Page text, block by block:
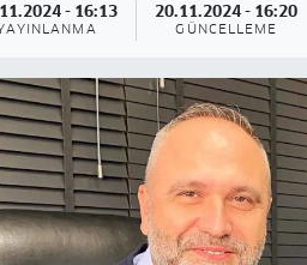
- 16:13 20.11.2024 - 16:20
GÜNCELLEME